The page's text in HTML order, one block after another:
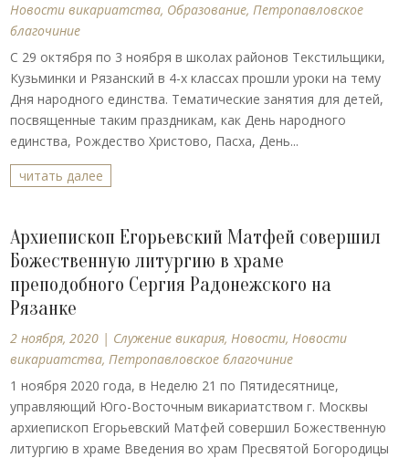
Новости викариатства, Образование,Петропавловское
благочиние
С 29 октября по 3 ноября в школах районов Текстильщики,
Кузьминки и Рязанский в 4-х классах прошли уроки на тему
Дня народного единства. Тематические занятия для детей,
посвященные таким праздникам, как День народного
единства, Рождество Христово, Пасха, День...
читать далее
Архиепископ Егорьевский Матфей совершил
Божественную литургию в храме
преподобного Сергия Радонежского на
Рязанке
2 ноября, 2020 | Cлужение викария,Новости,Новости
викариатства,Петропавловское благочиние
1 ноября 2020 года, в Неделю 21 по Пятидесятнице,
управляющий Юго-Восточным викариатством г. Москвы
архиепископ Егорьевский Матфей совершил Божественную
литургию в храме Введения во храм Пресвятой Богородицы